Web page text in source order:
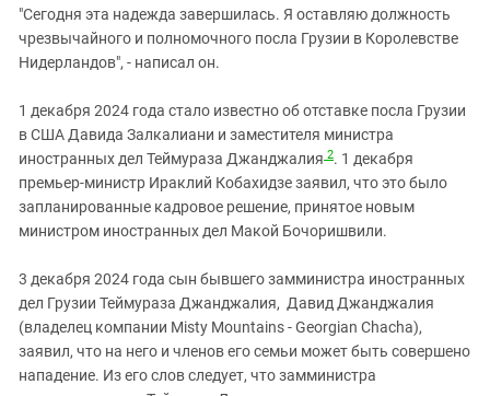
"Сегодня эта надежда завершилась. Я оставляю должность
чрезвычайного и полномочного посла Грузии в Королевстве
Нидерландов", - написал он.
1 декабря 2024 года стало известно об отставке посла Грузии
в США Давида Залкалиани и заместителя министра
иностранных дел Теймураза Джанджалия 2. 1 декабря
премьер-министр Ираклий Кобахидзе заявил, что это было
запланированные кадровое решение, принятое новым
министром иностранных дел Макой Бочоришвили.
3 декабря 2024 года сын бывшего замминистра иностранных
дел Грузии Теймураза Джанджалия, Давид Джанджалия
(владелец компании Misty Mountains - Georgian Chacha),
заявил, что на него и членов его семьи может быть совершено
нападение. Из его слов следует, что замминистра